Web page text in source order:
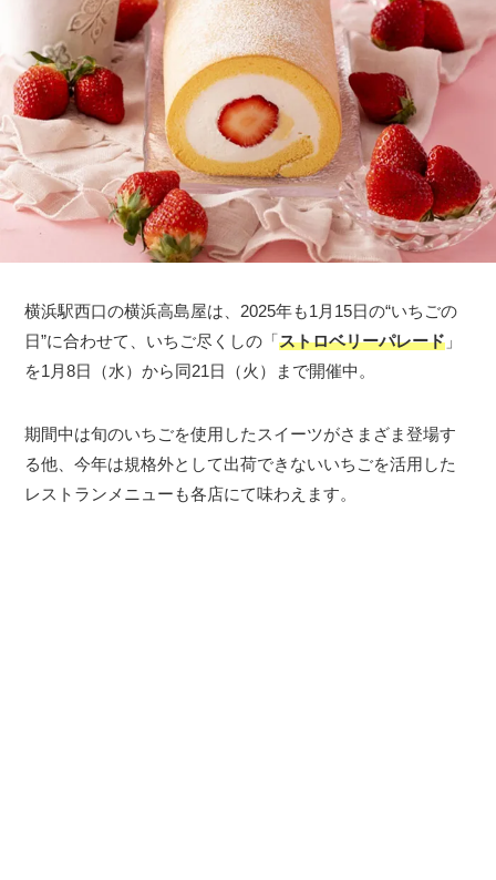
横浜駅西口の横浜高島屋は、2025年も1月15日の“いちごの
日”に合わせて、いちご尽くしの「ストロベリーパレード 」
を1月8日（水）から同21日（火）まで開催中。
期間中は旬のいちごを使用したスイーツがさまざま登場す
る他、今年は規格外として出荷できないいちごを活用した
レストランメニューも各店にて味わえます。